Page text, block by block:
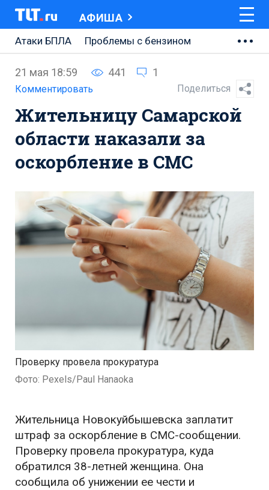
АФИША
Атаки БПЛА
Проблемы с бензином
Ремонт Центральной площади
Ремонт Обводного шоссе
Набережная Тольятти
Неделя Тольятти
21 мая 18:59 441 1
Комментировать Поделиться
Жительницу Самарской
области наказали за
оскорбление в СМС
Проверку провела прокуратура
Фото: Pexels/Paul Hanaoka
Жительница Новокуйбышевска заплатит
штраф за оскорбление в СМС-сообщении.
Проверку провела прокуратура, куда
обратился 38-летней женщина. Она
сообщила об унижении ее чести и